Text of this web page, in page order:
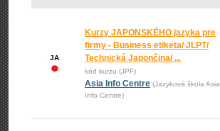
JA
Kurzy JAPONSKÉHO jazyka pre
firmy - Business etiketa/ JLPT/
Technická Japončina/ ...
kód kurzu (JPF)
Asia Info Centre (Jazyková škola Asia
Info Centre)